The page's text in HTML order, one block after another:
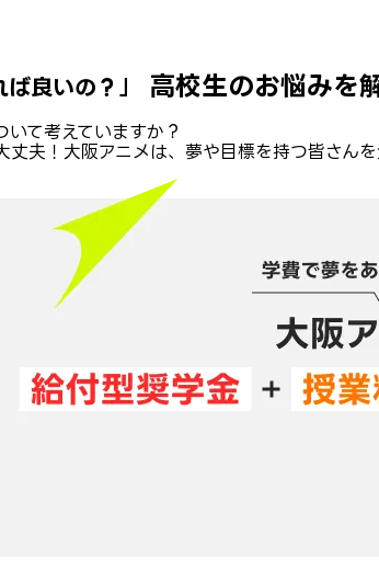
良いの？」 高校生のお悩みを
て考えていますか？
夫！大阪アニメは、夢や目標を持つ皆さんを